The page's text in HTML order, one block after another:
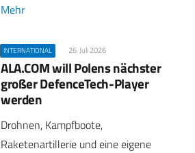
Mehr
INTERNATIONAL 26. Juli 2026
ALA.COM will Polens nächster
großer DefenceTech-Player
werden
Drohnen, Kampfboote,
Raketenartillerie und eine eigene